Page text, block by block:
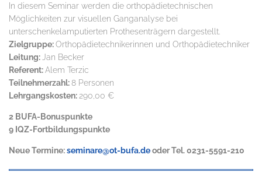
In diesem Seminar werden die orthopädietechnischen
Möglichkeiten zur visuellen Ganganalyse bei
unterschenkelamputierten Prothesenträgern dargestellt.
Zielgruppe:Orthopädietechnikerinnen und Orthopädietechniker
Leitung: Jan Becker
Referent:Alem Terzic
Teilnehmerzahl:8 Personen
Lehrgangskosten: 290,00 €
2 BUFA-Bonuspunkte
9 IQZ-Fortbildungspunkte
Neue Termine:seminare@ot-bufa.deoder Tel. 0231-5591-210